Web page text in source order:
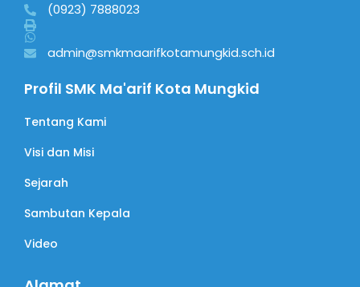
(0923) 7888023
admin@smkmaarifkotamungkid.sch.id
Profil SMK Ma'arif Kota Mungkid
Tentang Kami
Visi dan Misi
Sejarah
Sambutan Kepala
Video